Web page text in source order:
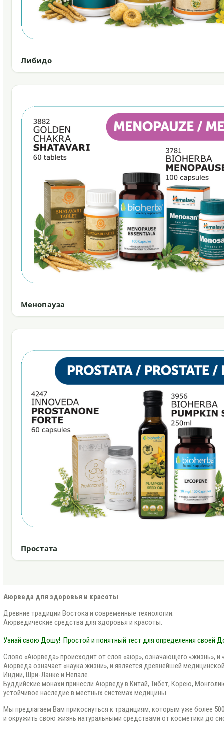
Либидо
Менопауза
Простата
Аюрведа для здоровья и красоты
Древние традиции Востока и современные технологии.
Аюрведические средства для здоровья и красоты.
Узнай свою Дошу! Простой и понятный тест для определения своей
Слово «Аюрведа» происходит от слов «аюр», означающего «жизнь», и
Аюрведа означает «наука жизни», и является древнейшей
Индии, Шри-Ланке и Непале.
Буддийские монахи принесли Аюрведу в Китай, Тибет, Корею,
устойчивое наследие в местных системах медицины.
Мы предлагаем Вам прикоснуться к традициям, которым уже более
и окружить свою жизнь натуральными средствами от косметики до